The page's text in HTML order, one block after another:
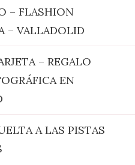
– FLASHION
– VALLADOLID
– REGALO
EN
A LAS PISTAS